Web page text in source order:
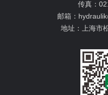
传真：
邮箱：
地址：
上海市